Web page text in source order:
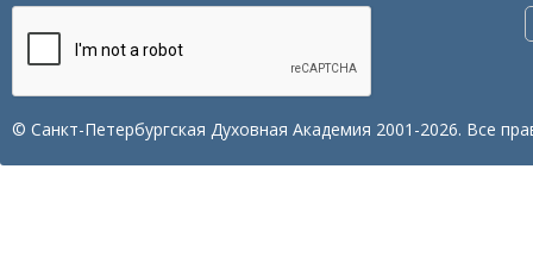
© Санкт-Петербургская Духовная Академия 2001-2026. Все